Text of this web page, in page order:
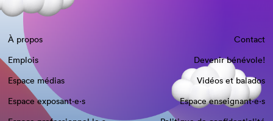
À propos
Contact
Emplois
Devenir bénévole!
Espace médias
Vidéos et balados
Espace exposant·e⋅s
Espace enseignant·e⋅s